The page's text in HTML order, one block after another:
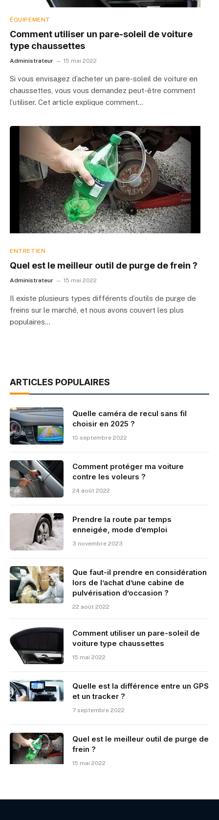
ÉQUIPEMENT
Comment utiliser un pare-soleil de voiture
type chaussettes
Administrateur 15 mai 2022
Si vous envisagez d’acheter un pare-soleil de voiture en
chaussettes, vous vous demandez peut-être comment
l’utiliser. Cet article explique comment…
ENTRETIEN
Quel est le meilleur outil de purge de frein ?
Administrateur 15 mai 2022
Il existe plusieurs types différents d’outils de purge de
freins sur le marché, et nous avons couvert les plus
populaires…
ARTICLES POPULAIRES
Quelle caméra de recul sans fil
choisir en 2025 ?
10 septembre 2022
Comment protéger ma voiture
contre les voleurs ?
24 août 2022
Prendre la route par temps
enneigée, mode d’emploi
3 novembre 2023
Que faut-il prendre en considération
lors de l’achat d’une cabine de
pulvérisation d’occasion ?
22 août 2022
Comment utiliser un pare-soleil de
voiture type chaussettes
15 mai 2022
Quelle est la différence entre un GPS
et un tracker ?
7 septembre 2022
Quel est le meilleur outil de purge de
frein ?
15 mai 2022